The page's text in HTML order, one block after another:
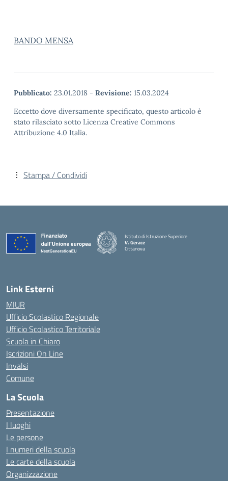
BANDO MENSA
Pubblicato: 23.01.2018 - Revisione: 15.03.2024
Eccetto dove diversamente specificato, questo articolo è
stato rilasciato sotto Licenza Creative Commons
Attribuzione 4.0 Italia.
Stampa / Condividi
Istituto di Istruzione Superiore
V. Gerace
Cittanova
Link Esterni
MIUR
Ufficio Scolastico Regionale
Ufficio Scolastico Territoriale
Scuola in Chiaro
Iscrizioni On Line
Invalsi
Comune
La Scuola
Presentazione
I luoghi
Le persone
I numeri della scuola
Le carte della scuola
Organizzazione